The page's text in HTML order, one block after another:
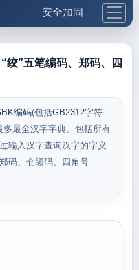
安全加固
更多工具
绞”五笔编码、郑码、四
编码(包括GB2312字符
最全汉字字典、包括所有
输入汉字查询汉字的字义
码、仓颉码、四角号